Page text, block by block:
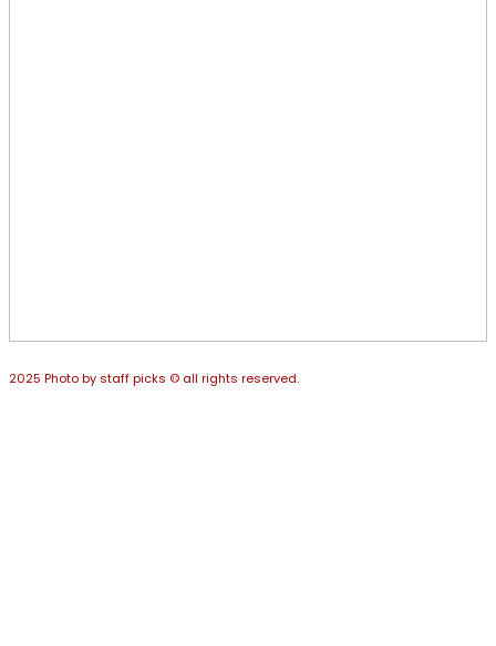
2025 Photo by staff picks © all rights reserved.